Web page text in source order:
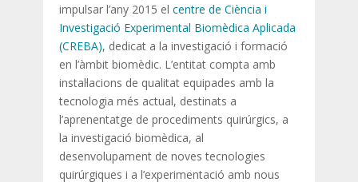
impulsar l’any 2015 el centre de Ciència i
Investigació Experimental Biomèdica Aplicada
(CREBA), dedicat a la investigació i formació
en l’àmbit biomèdic. L’entitat compta amb
instal·lacions de qualitat equipades amb la
tecnologia més actual, destinats a
l’aprenentatge de procediments quirúrgics, a
la investigació biomèdica, al
desenvolupament de noves tecnologies
quirúrgiques i a l’experimentació amb nous